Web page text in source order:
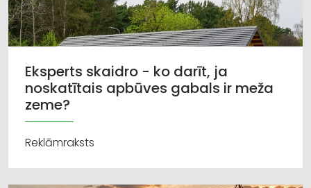
Eksperts skaidro - ko darīt, ja
noskatītais apbūves gabals ir meža
zeme?
Reklāmraksts